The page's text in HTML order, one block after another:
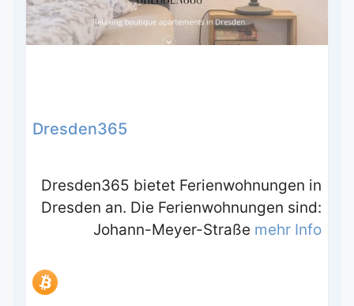
Dresden365
Dresden365 bietet Ferienwohnungen in
Dresden an. Die Ferienwohnungen sind:
Johann-Meyer-Straße mehr Info